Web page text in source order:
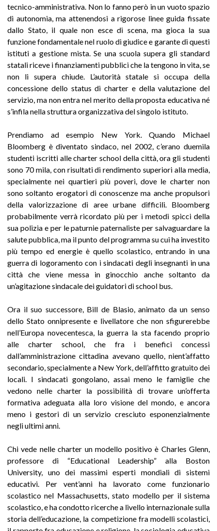
tecnico-amministrativa. Non lo fanno però in un vuoto spazio
di autonomia, ma attenendosi a rigorose linee guida fissate
dallo Stato, il quale non esce di scena, ma gioca la sua
funzione fondamentale nel ruolo di giudice e garante di questi
istituti a gestione mista. Se una scuola supera gli standard
statali riceve i finanziamenti pubblici che la tengono in vita, se
non li supera chiude. L’autorità statale si occupa della
concessione dello status di charter e della valutazione del
servizio, ma non entra nel merito della proposta educativa né
s’infila nella struttura organizzativa del singolo istituto.
Prendiamo ad esempio New York. Quando Michael
Bloomberg è diventato sindaco, nel 2002, c’erano duemila
studenti iscritti alle charter school della città, ora gli studenti
sono 70 mila, con risultati di rendimento superiori alla media,
specialmente nei quartieri più poveri, dove le charter non
sono soltanto erogatori di conoscenze ma anche propulsori
della valorizzazione di aree urbane difficili. Bloomberg
probabilmente verrà ricordato più per i metodi spicci della
sua polizia e per le paturnie paternaliste per salvaguardare la
salute pubblica, ma il punto del programma su cui ha investito
più tempo ed energie è quello scolastico, entrando in una
guerra di logoramento con i sindacati degli insegnanti in una
città che viene messa in ginocchio anche soltanto da
un’agitazione sindacale dei guidatori di school bus.
Ora il suo successore, Bill de Blasio, animato da un senso
dello Stato onnipresente e livellatore che non sfigurerebbe
nell’Europa novecentesca, la guerra la sta facendo proprio
alle charter school, che fra i benefici concessi
dall’amministrazione cittadina avevano quello, nient’affatto
secondario, specialmente a New York, dell’affitto gratuito dei
locali. I sindacati gongolano, assai meno le famiglie che
vedono nelle charter la possibilità di trovare un’offerta
formativa adeguata alla loro visione del mondo, e ancora
meno i gestori di un servizio cresciuto esponenzialmente
negli ultimi anni.
Chi vede nelle charter un modello positivo è Charles Glenn,
professore di “Educational Leadership” alla Boston
University, uno dei massimi esperti mondiali di sistemi
educativi. Per vent’anni ha lavorato come funzionario
scolastico nel Massachusetts, stato modello per il sistema
scolastico, e ha condotto ricerche a livello internazionale sulla
storia dell’educazione, la competizione fra modelli scolastici,